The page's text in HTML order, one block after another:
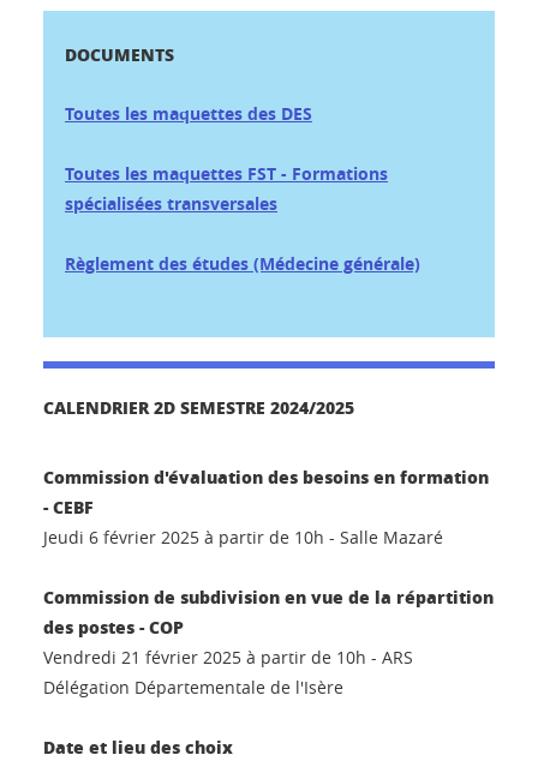
DOCUMENTS
Toutes les maquettes des DES
Toutes les maquettes FST - Formations
spécialisées transversales
Règlement des études (Médecine générale)
CALENDRIER 2D SEMESTRE 2024/2025
Commission d'évaluation des besoins en formation
- CEBF
Jeudi 6 février 2025 à partir de 10h - Salle Mazaré
Commission de subdivision en vue de la répartition
des postes - COP
Vendredi 21 février 2025 à partir de 10h - ARS
Délégation Départementale de l'Isère
Date et lieu des choix